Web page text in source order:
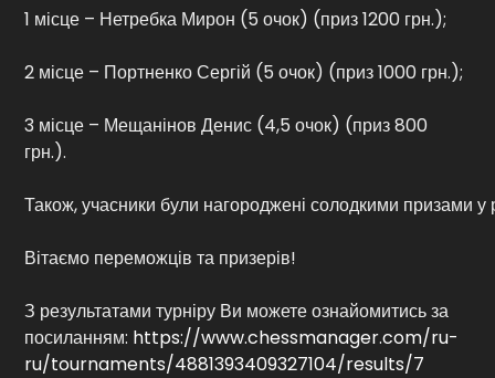
1 місце – Нетребка Мирон (5 очок) (приз 1200 грн.);
2 місце – Портненко Сергій (5 очок) (приз 1000 грн.);
3 місце – Мещанінов Денис (4,5 очок) (приз 800
грн.).
Також, учасники були нагороджені солодкими призами у
Вітаємо переможців та призерів!
З результатами турніру Ви можете ознайомитись за
посиланням: https://www.chessmanager.com/ru-
ru/tournaments/4881393409327104/results/7